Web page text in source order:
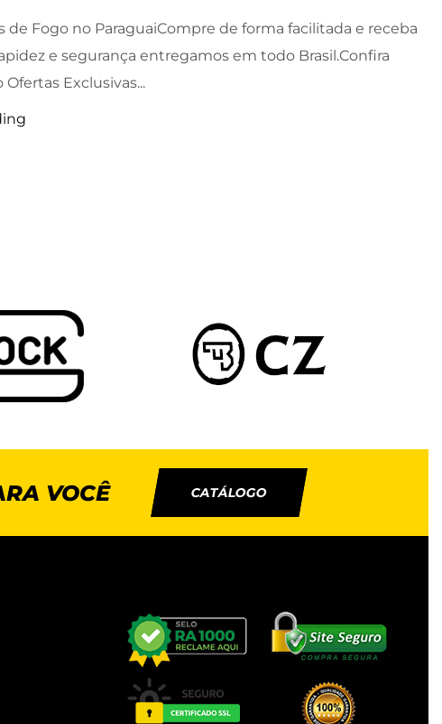
de Fogo no ParaguaiCompre de forma facilitada e receba
e segurança entregamos em todo Brasil.Confira
Exclusivas...
VOCÊ CATÁLOGO